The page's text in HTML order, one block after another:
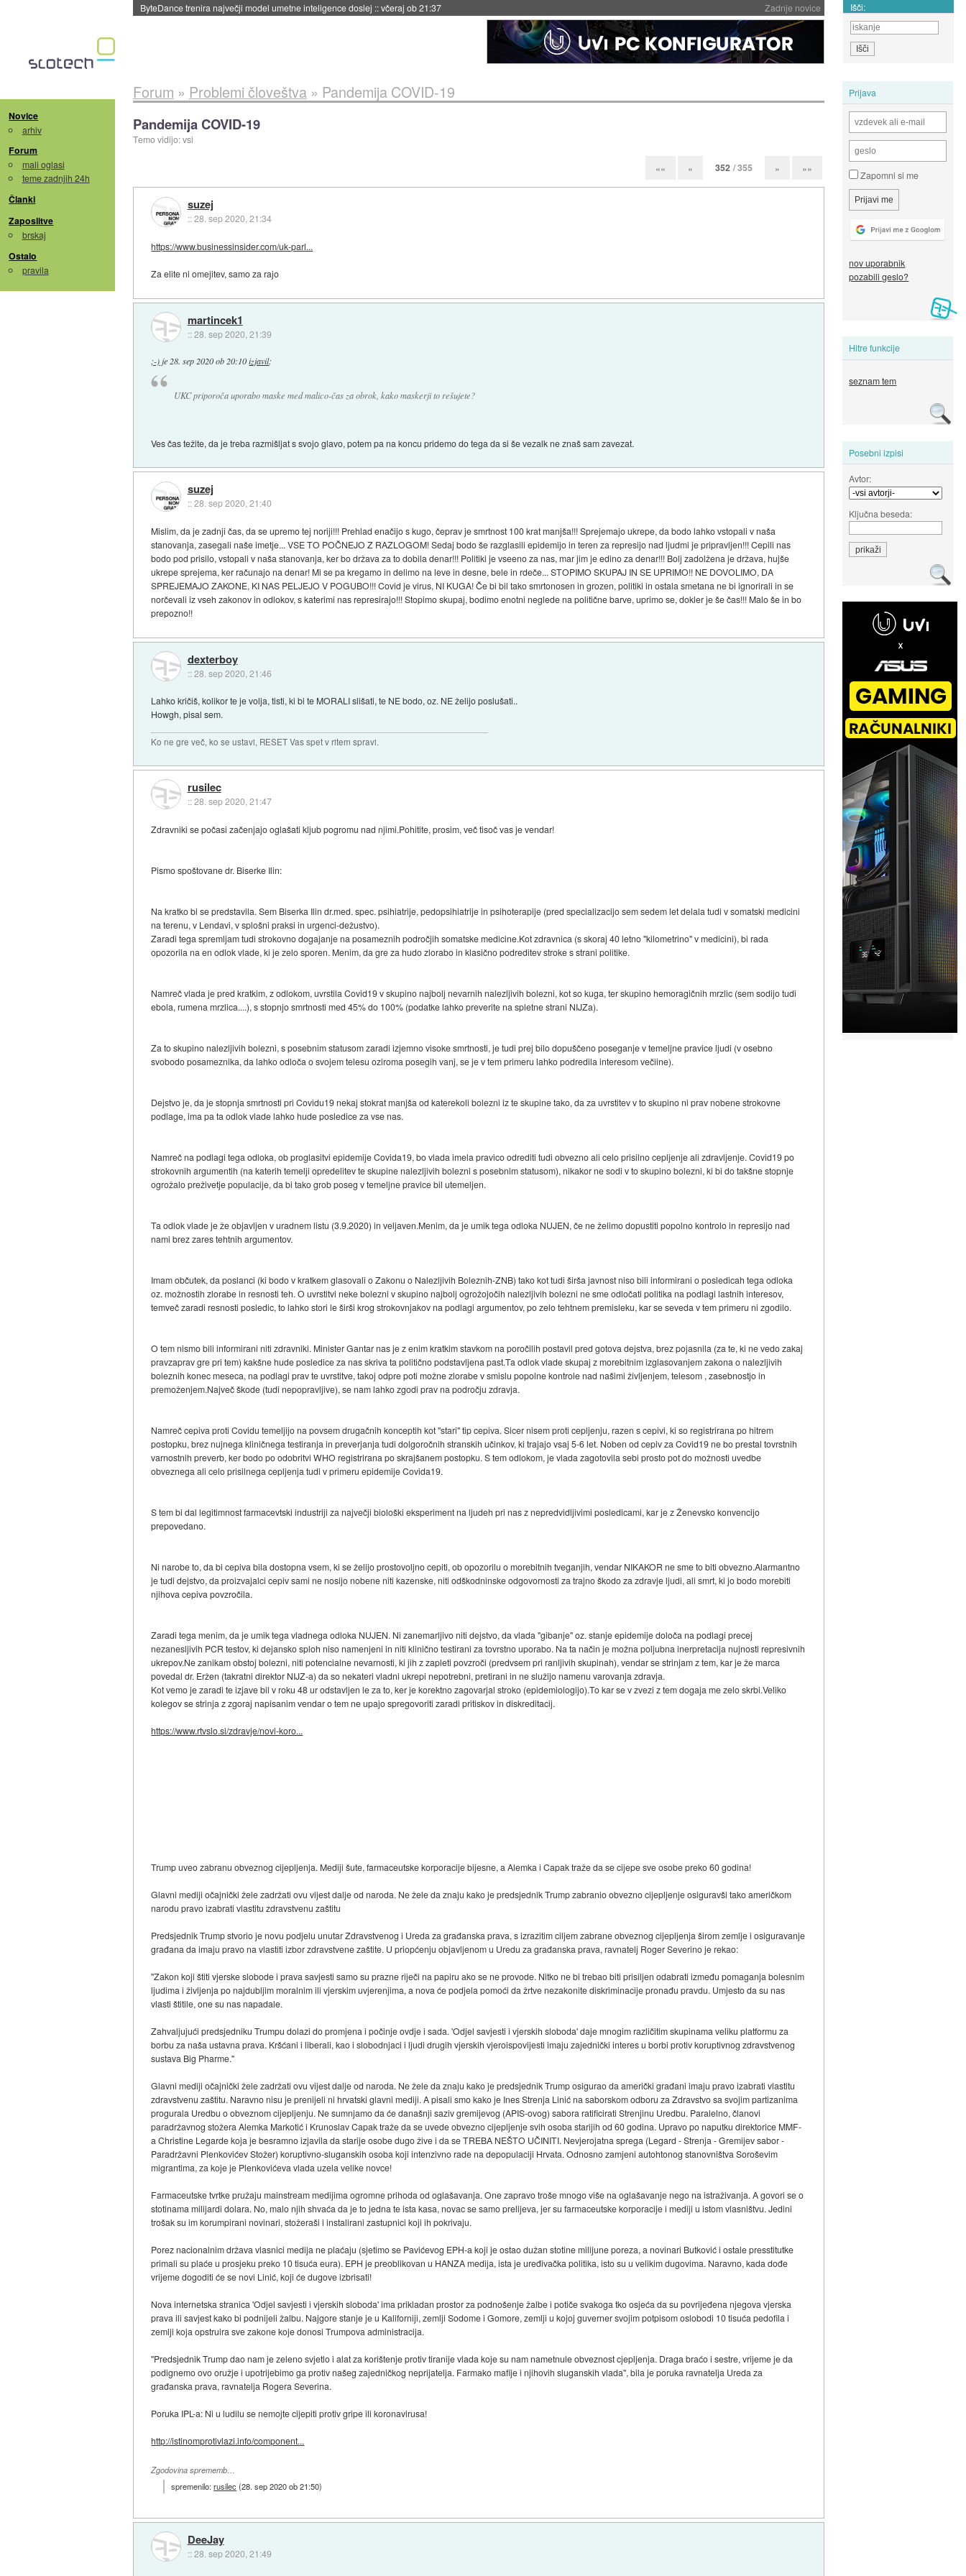
Zadnje novice
Spletne strani začele streči oglase za agente umetne inteligence::včeraj ob 21:23 Išči:
Novice
arhiv
Forum
mali oglasi
teme zadnjih 24h
Članki
Zaposlitve
brskaj
Ostalo
pravila
Prijava
Zapomni si me
nov uporabnik
pozabili geslo?
Hitre funkcije
seznam tem
Posebni izpisi
Avtor:
Ključna beseda:
Forum » Problemi človeštva» Pandemija COVID-19
Pandemija COVID-19
Temo vidijo: vsi
«« « 352 / 355 » »»
suzej
::28. sep 2020, 21:34
https://www.businessinsider.com/uk-parl...
Za elite ni omejitev, samo za rajo
martincek1
::28. sep 2020, 21:39
;-)je28. sep 2020 ob 20:10 izjavil:
UKC priporoča uporabo maske med malico-čas za obrok, kako maskerji to rešujete?
Ves čas težite, da je treba razmišljat s svojo glavo, potem pa na koncu pridemo do tega da si še vezalk ne znaš sam zavezat.
suzej
::28. sep 2020, 21:40
Mislim, da je zadnji čas, da se upremo tej noriji!!! Prehlad enačijo s kugo, čeprav je smrtnost 100 krat manjša!!! Sprejemajo ukrepe, da bodo lahko vstopali v naša
stanovanja, zasegali naše imetje... VSE TO POČNEJO Z RAZLOGOM! Sedaj bodo še razglasili epidemijo in teren za represijo nad ljudmi je pripravljen!!! Cepili nas
bodo pod prisilo, vstopali v naša stanovanja, ker bo država za to dobila denar!!! Politiki je vseeno za nas, mar jim je edino za denar!!! Bolj zadolžena je država, hujše
ukrepe sprejema, ker računajo na denar! Mi se pa kregamo in delimo na leve in desne, bele in rdeče... STOPIMO SKUPAJ IN SE UPRIMO!! NE DOVOLIMO, DA
SPREJEMAJO ZAKONE, KI NAS PELJEJO V POGUBO!!! Covid je virus, NI KUGA! Če bi bil tako smrtonosen in grozen, politiki in ostala smetana ne bi ignorirali in se
norčevali iz vseh zakonov in odlokov, s katerimi nas represirajo!!! Stopimo skupaj, bodimo enotni neglede na politične barve, uprimo se, dokler je še čas!!! Malo še in bo
prepozno!!
dexterboy
::28. sep 2020, 21:46
Lahko kričiš, kolikor te je volja, tisti, ki bi te MORALI slišati, te NE bodo, oz. NE želijo poslušati..
Howgh, pisal sem.
Ko ne gre več, ko se ustavi, RESET Vas spet v ritem spravi.
rusilec
::28. sep 2020, 21:47
Zdravniki se počasi začenjajo oglašati kljub pogromu nad njimi.Pohitite, prosim, več tisoč vas je vendar!
Pismo spoštovane dr. Biserke Ilin:
Na kratko bi se predstavila. Sem Biserka Ilin dr.med. spec. psihiatrije, pedopsihiatrije in psihoterapije (pred specializacijo sem sedem let delala tudi v somatski medicini
na terenu, v Lendavi, v splošni praksi in urgenci-dežustvo).
Zaradi tega spremljam tudi strokovno dogajanje na posameznih področjih somatske medicine.Kot zdravnica (s skoraj 40 letno "kilometrino" v medicini), bi rada
opozorila na en odlok vlade, ki je zelo sporen. Menim, da gre za hudo zlorabo in klasično podreditev stroke s strani politike.
Namreč vlada je pred kratkim, z odlokom, uvrstila Covid19 v skupino najbolj nevarnih nalezljivih bolezni, kot so kuga, ter skupino hemoragičnih mrzlic (sem sodijo tudi
ebola, rumena mrzlica....), s stopnjo smrtnosti med 45% do 100% (podatke lahko preverite na spletne strani NIJZa).
Za to skupino nalezljivih bolezni, s posebnim statusom zaradi izjemno visoke smrtnosti, je tudi prej bilo dopuščeno poseganje v temeljne pravice ljudi (v osebno
svobodo posameznika, da lahko odloča o svojem telesu oziroma posegih vanj, se je v tem primeru lahko podredila interesom večiine).
Dejstvo je, da je stopnja smrtnosti pri Covidu19 nekaj stokrat manjša od katerekoli bolezni iz te skupine tako, da za uvrstitev v to skupino ni prav nobene strokovne
podlage, ima pa ta odlok vlade lahko hude posledice za vse nas.
Namreč na podlagi tega odloka, ob proglasitvi epidemije Covida19, bo vlada imela pravico odrediti tudi obvezno ali celo prisilno cepljenje ali zdravljenje. Covid19 po
strokovnih argumentih (na katerih temelji opredelitev te skupine nalezljivih bolezni s posebnim statusom), nikakor ne sodi v to skupino bolezni, ki bi do takšne stopnje
ogrožalo preživetje populacije, da bi tako grob poseg v temeljne pravice bil utemeljen.
Ta odlok vlade je že objavljen v uradnem listu (3.9.2020) in veljaven.Menim, da je umik tega odloka NUJEN, če ne želimo dopustiti popolno kontrolo in represijo nad
nami brez zares tehtnih argumentov.
Imam občutek, da poslanci (ki bodo v kratkem glasovali o Zakonu o Nalezljivih Boleznih-ZNB) tako kot tudi širša javnost niso bili informirani o posledicah tega odloka
oz. možnostih zlorabe in resnosti teh. O uvrstitvi neke bolezni v skupino najbolj ogrožojočih nalezljivih bolezni ne sme odločati politika na podlagi lastnih interesov,
temveč zaradi resnosti posledic, to lahko stori le širši krog strokovnjakov na podlagi argumentov, po zelo tehtnem premisleku, kar se seveda v tem primeru ni zgodilo.
O tem nismo bili informirani niti zdravniki. Minister Gantar nas je z enim kratkim stavkom na poročilih postavil pred gotova dejstva, brez pojasnila (za te, ki ne vedo zakaj
pravzaprav gre pri tem) kakšne hude posledice za nas skriva ta politično podstavljena past.Ta odlok vlade skupaj z morebitnim izglasovanjem zakona o nalezljivih
boleznih konec meseca, na podlagi prav te uvrstitve, takoj odpre poti možne zlorabe v smislu popolne kontrole nad našimi življenjem, telesom , zasebnostjo in
premoženjem.Največ škode (tudi nepopravljive), se nam lahko zgodi prav na področju zdravja.
Namreč cepiva proti Covidu temeljijo na povsem drugačnih konceptih kot "stari" tip cepiva. Sicer nisem proti cepljenju, razen s cepivi, ki so registrirana po hitrem
postopku, brez nujnega kliničnega testiranja in preverjanja tudi dolgoročnih stranskih učinkov, ki trajajo vsaj 5-6 let. Noben od cepiv za Covid19 ne bo prestal tovrstnih
varnostnih preverb, ker bodo po odobritvi WHO registrirana po skrajšanem postopku. S tem odlokom, je vlada zagotovila sebi prosto pot do možnosti uvedbe
obveznega ali celo prisilnega cepljenja tudi v primeru epidemije Covida19.
S tem bi dal legitimnost farmacevtski industriji za največji biološki eksperiment na ljudeh pri nas z nepredvidljivimi posledicami, kar je z Ženevsko konvencijo
prepovedano.
Ni narobe to, da bi cepiva bila dostopna vsem, ki se želijo prostovoljno cepiti, ob opozorilu o morebitnih tveganjih, vendar NIKAKOR ne sme to biti obvezno.Alarmantno
je tudi dejstvo, da proizvajalci cepiv sami ne nosijo nobene niti kazenske, niti odškodninske odgovornosti za trajno škodo za zdravje ljudi, ali smrt, ki jo bodo morebiti
njihova cepiva povzročila.
Zaradi tega menim, da je umik tega vladnega odloka NUJEN. Ni zanemarljivo niti dejstvo, da vlada "gibanje" oz. stanje epidemije določa na podlagi precej
nezanesljivih PCR testov, ki dejansko sploh niso namenjeni in niti klinično testirani za tovrstno uporabo. Na ta način je možna poljubna inerpretacija nujnosti represivnih
ukrepov.Ne zanikam obstoj bolezni, niti potencialne nevarnosti, ki jih z zapleti povzroči (predvsem pri ranljivih skupinah), vendar se strinjam z tem, kar je že marca
povedal dr. Eržen (takratni direktor NIJZ-a) da so nekateri vladni ukrepi nepotrebni, pretirani in ne služijo namenu varovanja zdravja.
Kot vemo je zaradi te izjave bil v roku 48 ur odstavljen le za to, ker je korektno zagovarjal stroko (epidemiologijo).To kar se v zvezi z tem dogaja me zelo skrbi.Veliko
kolegov se strinja z zgoraj napisanim vendar o tem ne upajo spregovoriti zaradi pritiskov in diskreditacij.
https://www.rtvslo.si/zdravje/novi-koro...
Trump uveo zabranu obveznog cijepljenja. Mediji šute, farmaceutske korporacije bijesne, a Alemka i Capak traže da se cijepe sve osobe preko 60 godina!
Glavni mediji očajnički žele zadržati ovu vijest dalje od naroda. Ne žele da znaju kako je predsjednik Trump zabranio obvezno cijepljenje osiguravši tako američkom
narodu pravo izabrati vlastitu zdravstvenu zaštitu
Predsjednik Trump stvorio je novu podjelu unutar Zdravstvenog i Ureda za građanska prava, s izrazitim ciljem zabrane obveznog cijepljenja širom zemlje i osiguravanje
građana da imaju pravo na vlastiti izbor zdravstvene zaštite. U priopćenju objavljenom u Uredu za građanska prava, ravnatelj Roger Severino je rekao:
"Zakon koji štiti vjerske slobode i prava savjesti samo su prazne riječi na papiru ako se ne provode. Nitko ne bi trebao biti prisiljen odabrati između pomaganja bolesnim
ljudima i življenja po najdubljim moralnim ili vjerskim uvjerenjima, a nova će podjela pomoći da žrtve nezakonite diskriminacije pronađu pravdu. Umjesto da su nas
vlasti štitile, one su nas napadale.
Zahvaljujući predsjedniku Trumpu dolazi do promjena i počinje ovdje i sada. 'Odjel savjesti i vjerskih sloboda' daje mnogim različitim skupinama veliku platformu za
borbu za naša ustavna prava. Kršćani i liberali, kao i slobodnjaci i ljudi drugih vjerskih vjeroispovijesti imaju zajednički interes u borbi protiv koruptivnog zdravstvenog
sustava Big Pharme.''
Glavni mediji očajnički žele zadržati ovu vijest dalje od naroda. Ne žele da znaju kako je predsjednik Trump osigurao da američki građani imaju pravo izabrati vlastitu
zdravstvenu zaštitu. Naravno nisu je prenijeli ni hrvatski glavni mediji. A pisali smo kako je Ines Strenja Linić na saborskom odboru za Zdravstvo sa svojim partizanima
progurala Uredbu o obveznom cijepljenju. Ne sumnjamo da će današnji saziv gremijevog (APIS-ovog) sabora ratificirati Strenjinu Uredbu. Paralelno, članovi
paradržavnog stožera Alemka Markotić i Krunoslav Capak traže da se uvede obvezno cijepljenje svih osoba starijih od 60 godina. Upravo po naputku direktorice MMF-
a Christine Legarde koja je besramno izjavila da starije osobe dugo žive i da se TREBA NEŠTO UČINITI. Nevjerojatna sprega (Legard - Strenja - Gremijev sabor -
Paradržavni Plenkovićev Stožer) koruptivno-sluganskih osoba koji intenzivno rade na depopulaciji Hrvata. Odnosno zamjeni autohtonog stanovništva Soroševim
migrantima, za koje je Plenkovićeva vlada uzela velike novce!
Farmaceutske tvrtke pružaju mainstream medijima ogromne prihoda od oglašavanja. One zapravo troše mnogo više na oglašavanje nego na istraživanja. A govori se o
stotinama milijardi dolara. No, malo njih shvaća da je to jedna te ista kasa, novac se samo prelijeva, jer su farmaceutske korporacije i mediji u istom vlasništvu. Jedini
trošak su im korumpirani novinari, stožeraši i instalirani zastupnici koji ih pokrivaju.
Porez nacionalnim država vlasnici medija ne plaćaju (sjetimo se Pavićevog EPH-a koji je ostao dužan stotine milijune poreza, a novinari Butković i ostale presstitutke
primali su plaće u prosjeku preko 10 tisuća eura). EPH je preoblikovan u HANZA medija, ista je uređivačka politika, isto su u velikim dugovima. Naravno, kada dođe
vrijeme dogoditi će se novi Linić, koji će dugove izbrisati!
Nova internetska stranica 'Odjel savjesti i vjerskih sloboda' ima prikladan prostor za podnošenje žalbe i potiče svakoga tko osjeća da su povrijeđena njegova vjerska
prava ili savjest kako bi podnijeli žalbu. Najgore stanje je u Kaliforniji, zemlji Sodome i Gomore, zemlji u kojoj guverner svojim potpisom oslobodi 10 tisuća pedofila i
zemlji koja opstruira sve zakone koje donosi Trumpova administracija.
''Predsjednik Trump dao nam je zeleno svjetlo i alat za korištenje protiv tiranije vlada koje su nam nametnule obveznost cjepljenja. Draga braćo i sestre, vrijeme je da
podignemo ovo oružje i upotrijebimo ga protiv našeg zajedničkog neprijatelja. Farmako mafije i njihovih sluganskih vlada'', bila je poruka ravnatelja Ureda za
građanska prava, ravnatelja Rogera Severina.
Poruka IPL-a: Ni u ludilu se nemojte cijepiti protiv gripe ili koronavirusa!
http://istinomprotivlazi.info/component...
Zgodovina sprememb…
spremenilo:rusilec(28. sep 2020 ob 21:50)
DeeJay
::28. sep 2020, 21:49